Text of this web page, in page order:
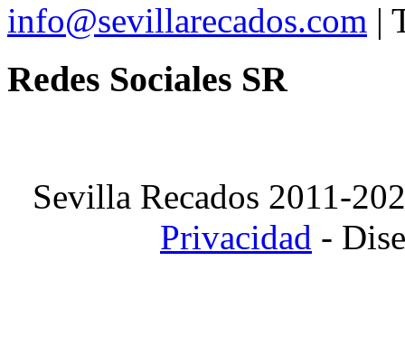
info@sevillarecados.com |
Redes Sociales SR
Sevilla Recados 2011-
Privacidad -